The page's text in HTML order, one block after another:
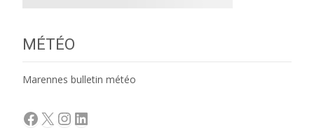
MÉTÉO
Marennes bulletin météo
Facebook
X Instagram
LinkedIn